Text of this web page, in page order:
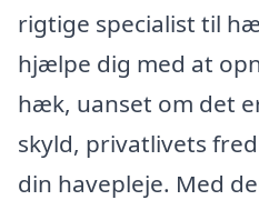
rigtige specialist til
hjælpe dig med at
hæk, uanset om det
skyld, privatlivets
din havepleje. Med